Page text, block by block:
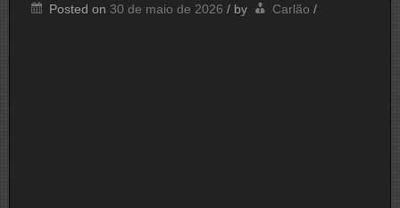
Posted on 30 de maio de 2026 / by Carlão /